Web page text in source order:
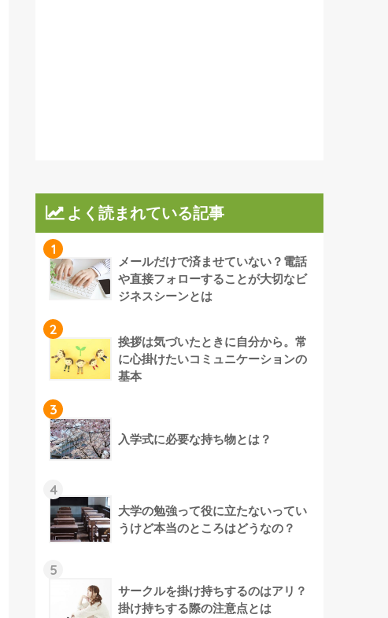
よく読まれている記事
1
メールだけで済ませていない？電話
や直接フォローすることが大切なビ
ジネスシーンとは
2
挨拶は気づいたときに自分から。常
に心掛けたいコミュニケーションの
基本
3
入学式に必要な持ち物とは？
4
大学の勉強って役に立たないってい
うけど本当のところはどうなの？
5
サークルを掛け持ちするのはアリ？
掛け持ちする際の注意点とは